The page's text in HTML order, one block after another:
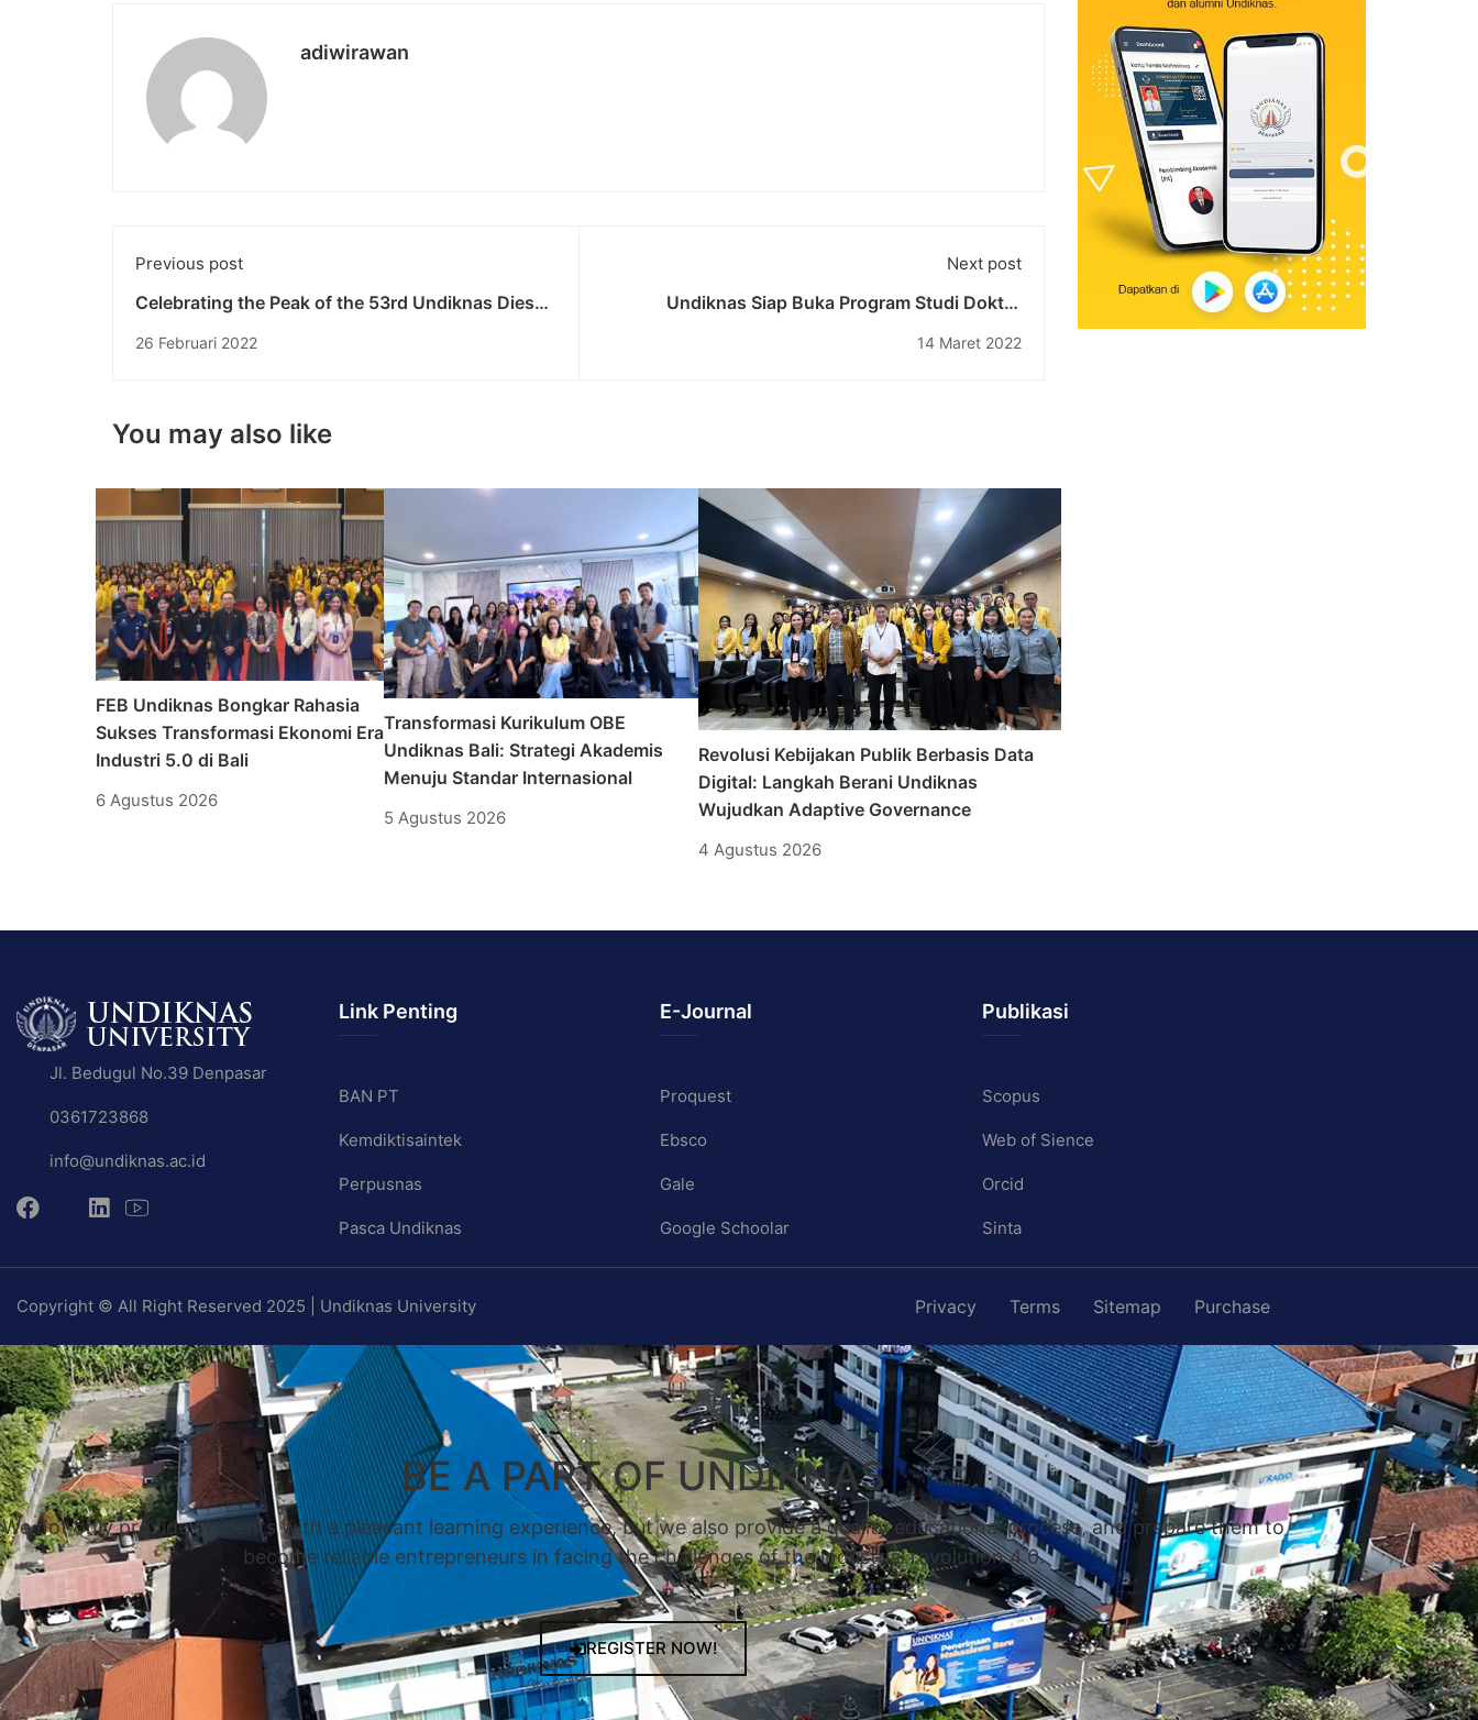
adiwirawan
Previous post
Celebrating the Peak of the 53rd Undiknas Dies
26 Februari 2022
Next post
Undiknas Siap Buka Program Studi Doktor
14 Maret 2022
You may also like
FEB Undiknas Bongkar Rahasia
Sukses Transformasi Ekonomi Era
Industri 5.0 di Bali
6 Agustus 2026
Transformasi Kurikulum OBE
Undiknas Bali: Strategi Akademis
Menuju Standar Internasional
5 Agustus 2026
Revolusi Kebijakan Publik Berbasis Data
Digital: Langkah Berani Undiknas
Wujudkan Adaptive Governance
4 Agustus 2026
Jl. Bedugul No.39 Denpasar
0361723868
info@undiknas.ac.id
Link Penting
BAN PT
Kemdiktisaintek
Perpusnas
Pasca Undiknas
E-Journal
Proquest
Ebsco
Gale
Google Schoolar
Publikasi
Scopus
Web of Sience
Orcid
Sinta
Copyright © All Right Reserved 2025 | Undiknas University Privacy Terms Sitemap Purchase
BE A PART OF UNDIKNAS
We not only provide students with a pleasant learning experience, but we also provide a quality educational process, and prepare them to
become reliable entrepreneurs in facing the challenges of the industrial revolution 4.0.
REGISTER NOW!